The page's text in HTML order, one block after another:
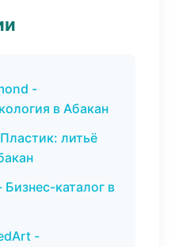
-
в Абакан
литьё
каталог в
-